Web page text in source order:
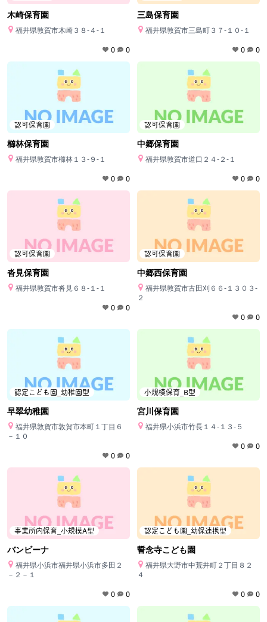
木崎保育園
福井県敦賀市木崎３８‐４‐１
0 0
三島保育園
福井県敦賀市三島町３７‐１０‐１
0 0
認可保育園
櫛林保育園
福井県敦賀市櫛林１３‐９‐１
0 0
認可保育園
中郷保育園
福井県敦賀市道口２４‐２‐１
0 0
認可保育園
沓見保育園
福井県敦賀市沓見６８‐１‐１
0 0
認可保育園
中郷西保育園
福井県敦賀市古田刈６６‐１３０３‐
２
0 0
認定こども園_幼稚園型
早翠幼稚園
福井県敦賀市敦賀市本町１丁目６
－１０
0 0
小規模保育_B型
宮川保育園
福井県小浜市竹長１４‐１３‐５
0 0
事業所内保育_小規模A型
バンビーナ
福井県小浜市福井県小浜市多田２
－２－１
0 0
認定こども園_幼保連携型
誓念寺こども園
福井県大野市中荒井町２丁目８２
４
0 0